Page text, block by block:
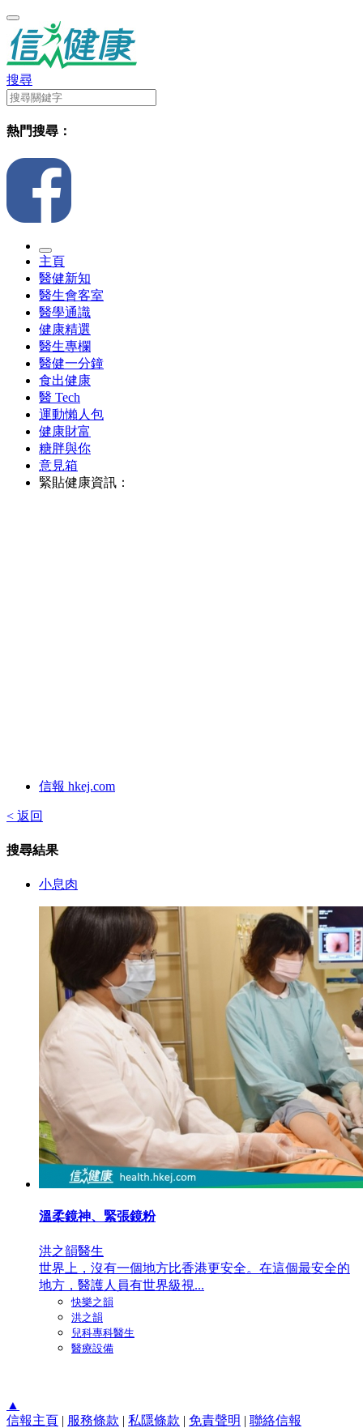
搜尋
熱門搜尋：
主頁
醫健新知
醫生會客室
醫學通識
健康精選
醫生專欄
醫健一分鐘
食出健康
醫 Tech
運動懶人包
健康財富
糖胖與你
意見箱
緊貼健康資訊：
信報 hkej.com
< 返回
搜尋結果
小息肉
溫柔鏡神、緊張鏡粉
洪之韻醫生
世界上，沒有一個地方比香港更安全。在這個最安全的
地方，醫護人員有世界級視...
快樂之韻
洪之韻
兒科專科醫生
醫療設備
▲
信報主頁 | 服務條款 | 私隱條款 | 免責聲明 | 聯絡信報